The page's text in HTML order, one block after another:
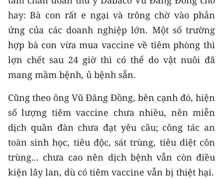
hay: Bà con rất e ngại và trông chờ vào phản
ứng của các doanh nghiệp lớn. Một số trường
hợp bà con vừa mua vaccine về tiêm phòng thì
lợn chết sau 24 giờ thì có thể do vật nuôi đã
mang mầm bệnh, ủ bệnh sẵn.
Cũng theo ông Vũ Đăng Đồng, bên cạnh đó, hiện
số lượng tiêm vaccine chưa nhiều, nên miễn
dịch quần đàn chưa đạt yêu cầu; công tác an
toàn sinh học, tiêu độc, sát trùng, tiêu diệt côn
trùng... chưa cao nên dịch bệnh vẫn còn điều
kiện lây lan, dù có tiêm vaccine vẫn bị thiệt hại.